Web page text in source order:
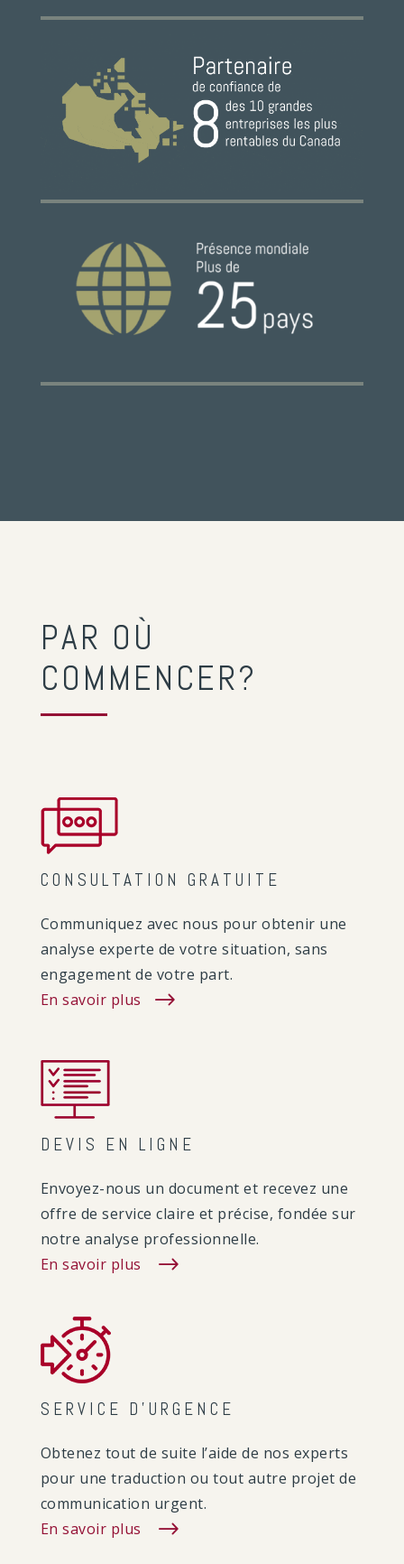
PAR OÙ
COMMENCER?
CONSULTATION GRATUITE
Communiquez avec nous pour obtenir une
analyse experte de votre situation, sans
engagement de votre part.
En savoir plus
DEVIS EN LIGNE
Envoyez-nous un document et recevez une
offre de service claire et précise, fondée sur
notre analyse professionnelle.
En savoir plus
SERVICE D’URGENCE
Obtenez tout de suite l’aide de nos experts
pour une traduction ou tout autre projet de
communication urgent.
En savoir plus